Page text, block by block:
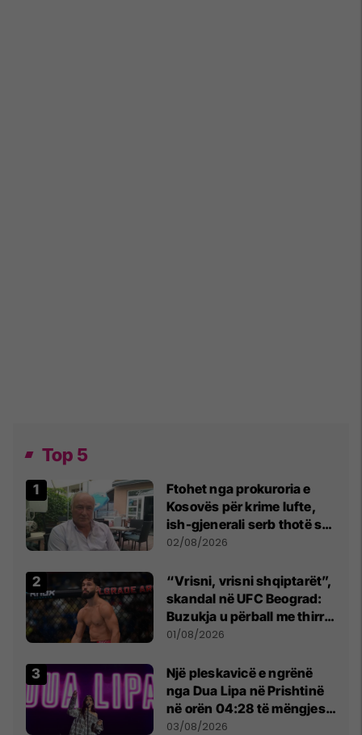
Top 5
Ftohet nga prokuroria e
Kosovës për krime lufte,
ish-gjenerali serb thotë se
dikush e tradhtoi në
02/08/2026
“Vrisni, vrisni shqiptarët”,
skandal në UFC Beograd:
Buzukja u përball me thirrje
anti-shqiptare nga
01/08/2026
Një pleskavicë e ngrënë
nga Dua Lipa në Prishtinë
në orën 04:28 të mëngjesit
- dhe bota digjitale serbe
03/08/2026